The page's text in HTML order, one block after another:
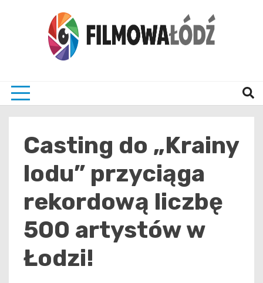
Casting do „Krainy
lodu” przyciąga
rekordową liczbę
500 artystów w
Łodzi!